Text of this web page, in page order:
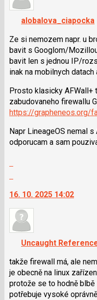
pro
předchozí
nový
názor
navigaci
lze
použít
i
klávesy
N
následující
a
P
předchozí
nový
alobalova_ciapocka
Ze si nemozem napr. u
bavit s Googlom/
bavit len s jednou IP/
inak na mobilnych datach
Prosto klasicky AFWall+
zabudovaneho firewallu
https://grapheneos.org/
Napr LineageOS nemal
odporucam a sam
další
nový
názor.
navigaci
lze
použít
i
klávesy
N
16. 10. 2025 14:02
Uncaught
takže firewall má, ale
je obecně na linux
protože se to hodně blbě
potřebuje vysoké